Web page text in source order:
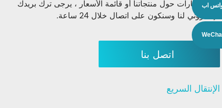
للاستفسارات حول منتجاتنا أو قائمة الأسعار ، يرجى ترك بريدك
الإلكتروني لنا وسنكون على اتصال خلال 24 ساعة.
اتصل بنا
الإنتقال السريع
اب